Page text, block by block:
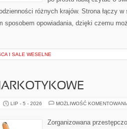
różnych krajów. Strona łączy
sposobem opowiadania, dzięki czemu
I SALE WESELNE
LIP - 5 - 2026 MOŻLIWOŚĆ
Zorganizowana